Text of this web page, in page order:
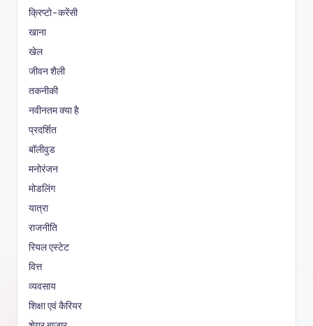
क्रिप्टो-करेंसी
खाना
खेल
जीवन शैली
तकनीकी
नवीनतम क्या है
प्रदर्शित
बॉलीवुड
मनोरंजन
मोडलिंग
यात्रा
राजनीति
रियल एस्टेट
वित्त
व्यवसाय
शिक्षा एवं कैरियर